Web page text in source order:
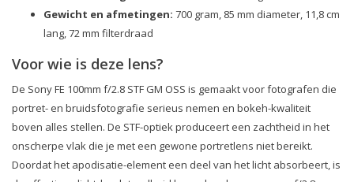
Gewicht en afmetingen: 700 gram, 85 mm diameter, 11,8 cm
lang, 72 mm filterdraad
Voor wie is deze lens?
De Sony FE 100mm f/2.8 STF GM OSS is gemaakt voor fotografen die
portret- en bruidsfotografie serieus nemen en bokeh-kwaliteit
boven alles stellen. De STF-optiek produceert een zachtheid in het
onscherpe vlak die je met een gewone portretlens niet bereikt.
Doordat het apodisatie-element een deel van het licht absorbeert, is